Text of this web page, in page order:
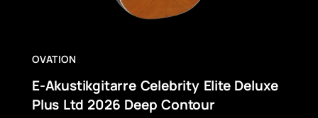
OVATION
E-Akustikgitarre Celebrity Elite Deluxe
Plus Ltd 2026 Deep Contour